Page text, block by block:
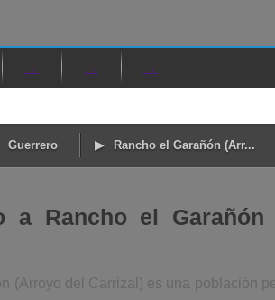
→ → →
Guerrero Rancho el Garañón (Arr...
a Rancho el
(Arroyo del Carrizal) es una población